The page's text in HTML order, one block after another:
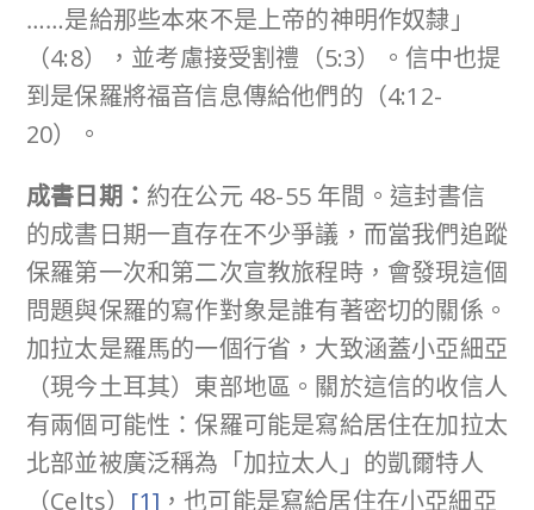
……是給那些本來不是上帝的神明作奴隸」
（4:8），並考慮接受割禮（5:3）。信中也提
到是保羅將福音信息傳給他們的（4:12-
20）。
成書日期： 約在公元 48-55 年間。這封書信
的成書日期一直存在不少爭議，而當我們追蹤
保羅第一次和第二次宣教旅程時，會發現這個
問題與保羅的寫作對象是誰有著密切的關係。
加拉太是羅馬的一個行省，大致涵蓋小亞細亞
（現今土耳其）東部地區。關於這信的收信人
有兩個可能性：保羅可能是寫給居住在加拉太
北部並被廣泛稱為「加拉太人」的凱爾特人
（Celts） [1] ，也可能是寫給居住在小亞細亞